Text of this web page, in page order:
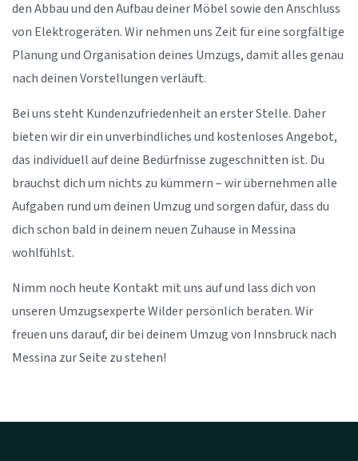
den Abbau und den Aufbau deiner Möbel sowie den Anschluss
von Elektrogeräten. Wir nehmen uns Zeit für eine sorgfältige
Planung und Organisation deines Umzugs, damit alles genau
nach deinen Vorstellungen verläuft.
Bei uns steht Kundenzufriedenheit an erster Stelle. Daher
bieten wir dir ein unverbindliches und kostenloses Angebot,
das individuell auf deine Bedürfnisse zugeschnitten ist. Du
brauchst dich um nichts zu kümmern – wir übernehmen alle
Aufgaben rund um deinen Umzug und sorgen dafür, dass du
dich schon bald in deinem neuen Zuhause in Messina
wohlfühlst.
Nimm noch heute Kontakt mit uns auf und lass dich von
unseren Umzugsexperte Wilder persönlich beraten. Wir
freuen uns darauf, dir bei deinem Umzug von Innsbruck nach
Messina zur Seite zu stehen!